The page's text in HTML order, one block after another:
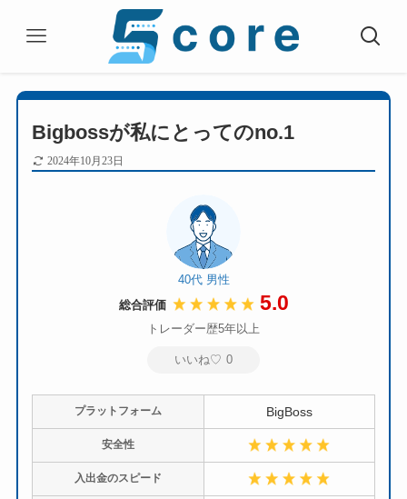
Bigbossが私にとってのno.1
2024年10月23日
40代 男性
総合評価
5.0
トレーダー歴5年以上
いいね♡ 0
プラットフォーム BigBoss
安全性
入出金のスピード